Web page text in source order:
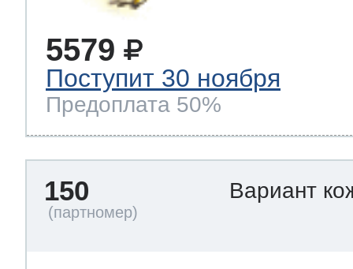
5579
Поступит 30 ноября
Предоплата 50%
150 Вариант